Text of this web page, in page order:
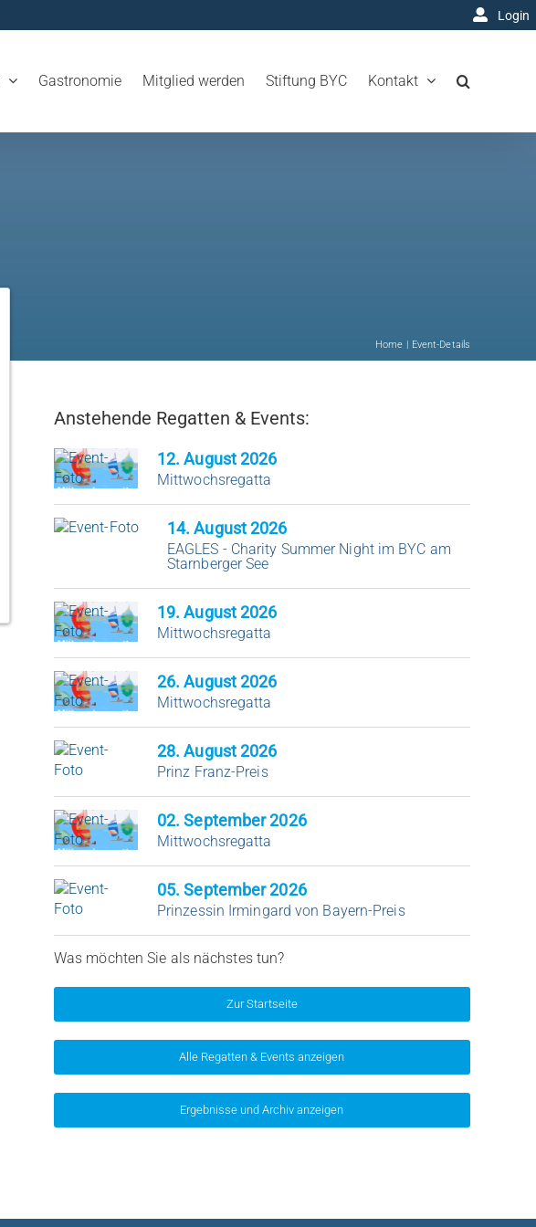
Login
Gastronomie Mitglied werden Stiftung BYC Kontakt
Home Event-Details
Anstehende Regatten & Events:
12. August 2026
Mittwochsregatta
14. August 2026
EAGLES - Charity Summer Night im BYC am
Starnberger See
19. August 2026
Mittwochsregatta
26. August 2026
Mittwochsregatta
28. August 2026
Prinz Franz-Preis
02. September 2026
Mittwochsregatta
05. September 2026
Prinzessin Irmingard von Bayern-Preis
Was möchten Sie als nächstes tun?
Zur Startseite
Alle Regatten & Events anzeigen
Ergebnisse und Archiv anzeigen